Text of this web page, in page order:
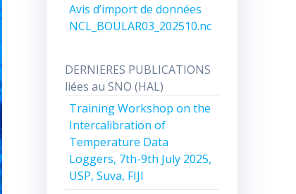
Avis d’import de données
NCL_BOULAR03_202510.nc
DERNIERES PUBLICATIONS
liées au SNO (HAL)
Training Workshop on the
Intercalibration of
Temperature Data
Loggers, 7th-9th July 2025,
USP, Suva, FIJI